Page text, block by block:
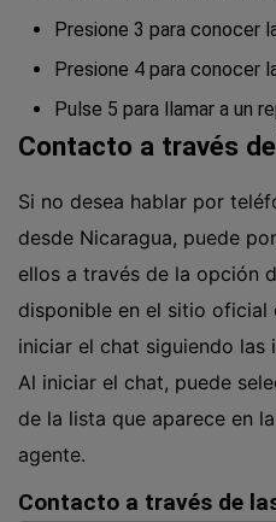
Presione 3 para conocer
Presione 4 para conocer
Pulse 5 para llamar a un
Contacto a través
Si no desea hablar por
desde Nicaragua, puede
ellos a través de la opción
disponible en el sitio oficial
iniciar el chat siguiendo las
Al iniciar el chat, puede
de la lista que aparece en
agente.
Contacto a través de